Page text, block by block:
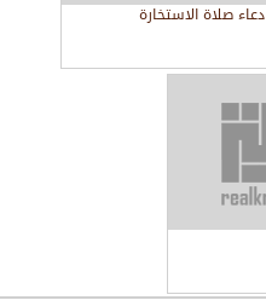
دعاء صلاة الاستخارة